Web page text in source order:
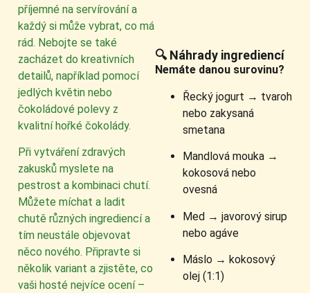
příjemné na servírování a
každý si může vybrat, co má
rád. Nebojte se také
zacházet do kreativních
detailů, například pomocí
jedlých květin nebo
čokoládové polevy z
kvalitní hořké čokolády.
Při vytváření zdravých
zakusků myslete na
pestrost a kombinaci chutí.
Můžete míchat a ladit
chutě různých ingrediencí a
tím neustále objevovat
něco nového. Připravte si
několik variant a zjistěte, co
vaši hosté nejvíce ocení –
🔍 Náhrady ingrediencí
Nemáte danou surovinu?
Řecký jogurt → tvaroh
nebo zakysaná
smetana
Mandlová mouka →
kokosová nebo
ovesná
Med → javorový sirup
nebo agáve
Máslo → kokosový
olej (1:1)